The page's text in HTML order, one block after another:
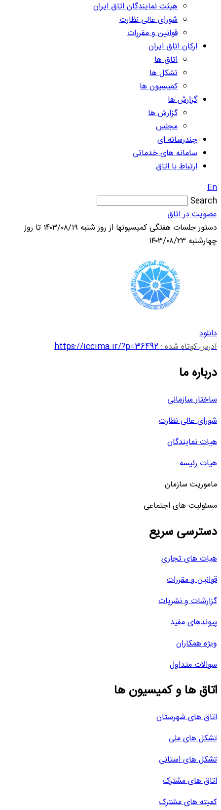
هیئت نمایندگان اتاق ایران
شورای عالی نظارت
قوانین و مقررات
ارکان اتاق ایران
اتاق ها
تشکل ها
کمیسیون ها
گزارش ها
گزارش ها
مجلس
چندرسانه ای
سامانه های خدماتی
ارتباط با اتاق
En
Search
عضویت در اتاق
دستور جلسات هفتگی کمیسیونها از روز شنبه ۱۴۰۳/۰۸/۱۹ تا روز
چهارشنبه ۱۴۰۳/۰۸/۲۳
دانلود
آدرس کوتاه شده :https://iccima.ir/?p=36492
درباره ما
ساختار سازمانی
شورای عالی نظارت
هیات نمایندگان
هیات رئیسه
ماموریت سازمان
مسئولیت های اجتماعی
دسترسی سریع
هیات های تجاری
قوانین و مقررات
گزارشات و نشریات
پیوندهای مفید
ویژه همکاران
سوالات متداول
اتاق ها و کمیسیون ها
اتاق های شهرستان
تشکل های ملی
تشکل های استانی
اتاق های مشترک
کمیته های مشترک